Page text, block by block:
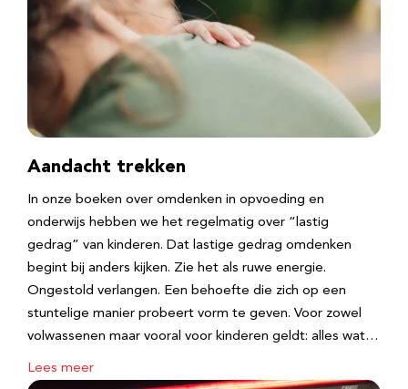
Aandacht trekken
In onze boeken over omdenken in opvoeding en
onderwijs hebben we het regelmatig over “lastig
gedrag” van kinderen. Dat lastige gedrag omdenken
begint bij anders kijken. Zie het als ruwe energie.
Ongestold verlangen. Een behoefte die zich op een
stuntelige manier probeert vorm te geven. Voor zowel
volwassenen maar vooral voor kinderen geldt: alles wat…
Lees meer